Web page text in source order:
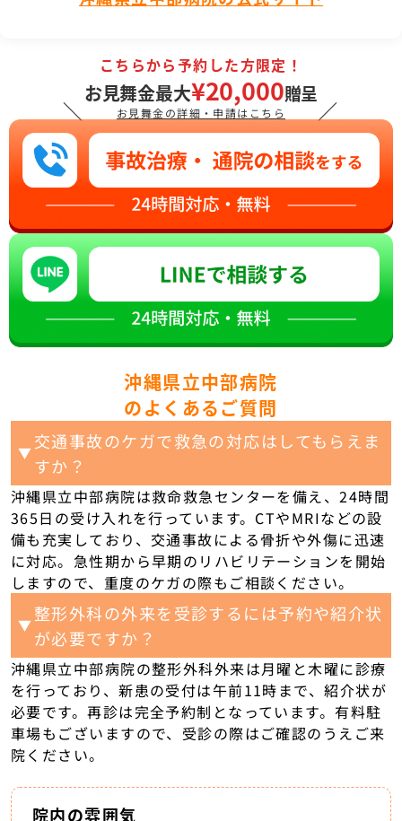
＼
こちらから予約した方限定！
お見舞金最大¥20,000贈呈
お見舞金の詳細・申請はこちら ／
沖縄県立中部病院
のよくあるご質問
▼
交通事故のケガで救急の対応はしてもらえま
すか？
沖縄県立中部病院は救命救急センターを備え、24時間
365日の受け入れを行っています。CTやMRIなどの設
備も充実しており、交通事故による骨折や外傷に迅速
に対応。急性期から早期のリハビリテーションを開始
しますので、重度のケガの際もご相談ください。
▼
整形外科の外来を受診するには予約や紹介状
が必要ですか？
沖縄県立中部病院の整形外科外来は月曜と木曜に診療
を行っており、新患の受付は午前11時まで、紹介状が
必要です。再診は完全予約制となっています。有料駐
車場もございますので、受診の際はご確認のうえご来
院ください。
院内の雰囲気